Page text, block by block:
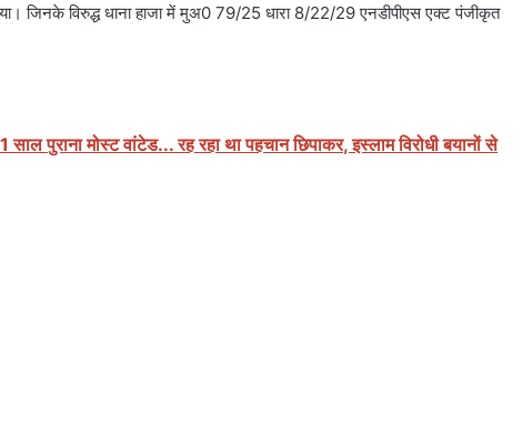
जिनके विरुद्ध धाना हाजा में मुअ0 79/25 धारा 8/22/29 एनडीपीएस एक्ट पंजीकृत
पुराना मोस्ट वांटेड... रह रहा था पहचान छिपाकर, इस्लाम विरोधी बयानों से